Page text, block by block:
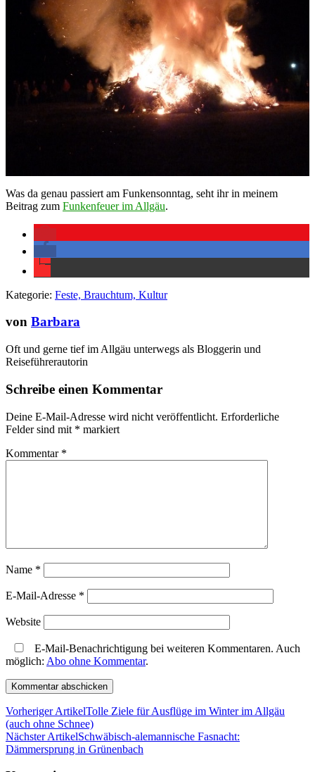
Was da genau passiert am Funkensonntag, seht ihr in meinem
Beitrag zum Funkenfeuer im Allgäu.
Kategorie: Feste, Brauchtum, Kultur
von Barbara
Oft und gerne tief im Allgäu unterwegs als Bloggerin und
Reiseführerautorin
Schreibe einen Kommentar
Deine E-Mail-Adresse wird nicht veröffentlicht. Erforderliche
Felder sind mit * markiert
Kommentar *
Name *
E-Mail-Adresse *
Website
E-Mail-Benachrichtigung bei weiteren Kommentaren. Auch
möglich: Abo ohne Kommentar.
Vorheriger ArtikelTolle Ziele für Ausflüge im Winter im Allgäu
(auch ohne Schnee)
Nächster ArtikelSchwäbisch-alemannische Fasnacht:
Dämmersprung in Grünenbach